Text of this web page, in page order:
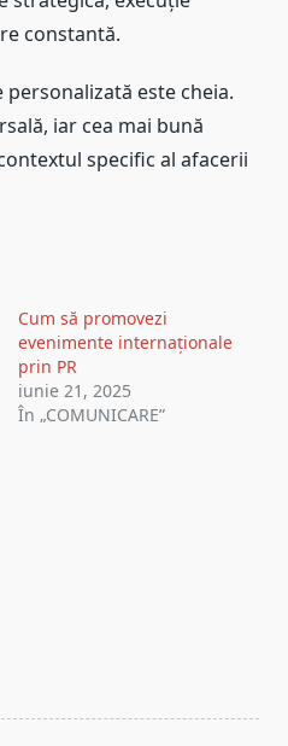
constantă.
personalizată este cheia.
iar cea mai bună
specific al afacerii
Cum să promovezi
evenimente internaționale
prin PR
iunie 21, 2025
În „COMUNICARE”